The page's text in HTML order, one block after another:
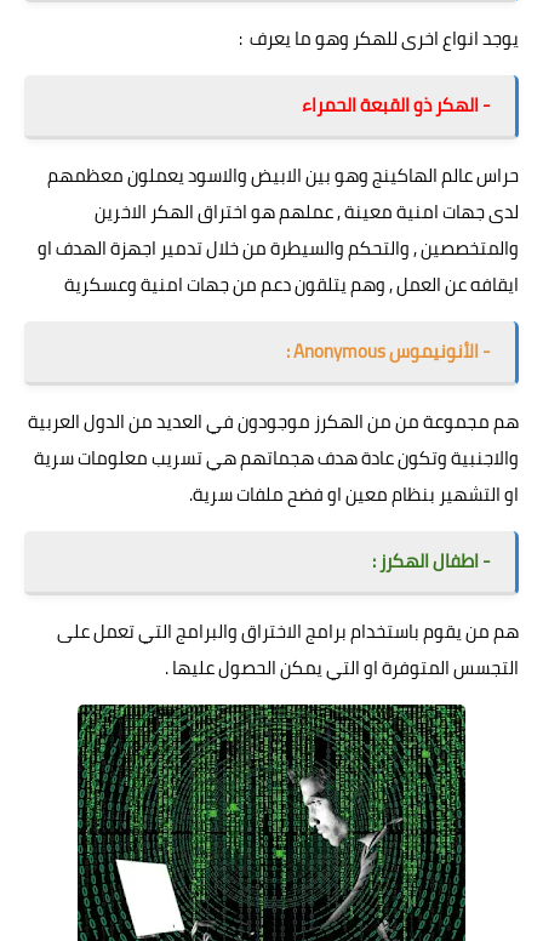
يوجد انواع اخرى للهكر وهو ما يعرف :
- الهكر ذو القبعة الحمراء
حراس عالم الهاكينج وهو بين الابيض والاسود يعملون معظمهم
لدى جهات امنية معينة , عملهم هو اختراق الهكر الاخرين
والمتخصصين , والتحكم والسيطرة من خلال تدمير اجهزة الهدف او
ايقافه عن العمل , وهم يتلقون دعم من جهات امنية وعسكرية
- الأنونيموس Anonymous :
هم مجموعة من من الهكرز موجودون في العديد من الدول العربية
والاجنبية وتكون عادة هدف هجماتهم هي تسريب معلومات سرية
او التشهير بنظام معين او فضح ملفات سرية.
- اطفال الهكرز :
هم من يقوم باستخدام برامج الاختراق والبرامج التي تعمل على
التجسس المتوفرة او التي يمكن الحصول عليها .